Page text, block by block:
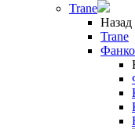
Trane
Назад
Trane